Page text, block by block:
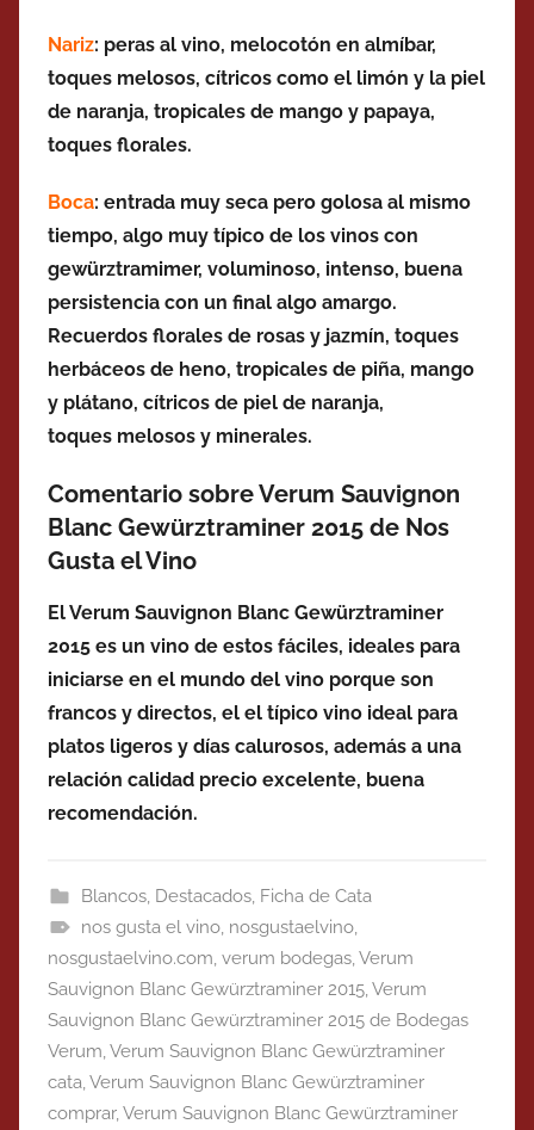
Nariz: peras al vino, melocotón en almíbar,
toques melosos, cítricos como el limón y la piel
de naranja, tropicales de mango y papaya,
toques florales.
Boca: entrada muy seca pero golosa al mismo
tiempo, algo muy típico de los vinos con
gewürztramimer, voluminoso, intenso, buena
persistencia con un final algo amargo.
Recuerdos florales de rosas y jazmín, toques
herbáceos de heno, tropicales de piña, mango
y plátano, cítricos de piel de naranja,
toques melosos y minerales.
Comentario sobre Verum Sauvignon
Blanc Gewürztraminer 2015 de Nos
Gusta el Vino
El Verum Sauvignon Blanc Gewürztraminer
2015 es un vino de estos fáciles, ideales para
iniciarse en el mundo del vino porque son
francos y directos, el el típico vino ideal para
platos ligeros y días calurosos, además a una
relación calidad precio excelente, buena
recomendación.
Blancos, Destacados, Ficha de Cata
nos gusta el vino, nosgustaelvino,
nosgustaelvino.com, verum bodegas,Verum
Sauvignon Blanc Gewürztraminer 2015,Verum
Sauvignon Blanc Gewürztraminer 2015 de Bodegas
Verum,Verum Sauvignon Blanc Gewürztraminer
cata,Verum Sauvignon Blanc Gewürztraminer
comprar,Verum Sauvignon Blanc Gewürztraminer